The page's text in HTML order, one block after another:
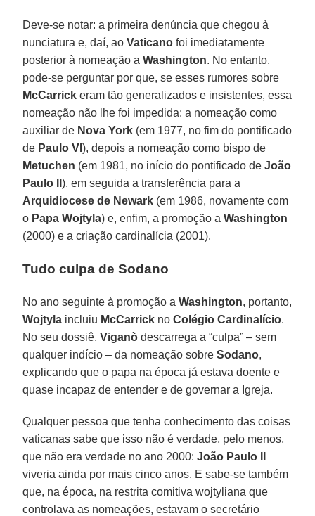
Deve-se notar: a primeira denúncia que chegou à
nunciatura e, daí, aoVaticano foi imediatamente
posterior à nomeação aWashington. No entanto,
pode-se perguntar por que, se esses rumores sobre
McCarrick eram tão generalizados e insistentes, essa
nomeação não lhe foi impedida: a nomeação como
auxiliar de Nova York (em 1977, no fim do pontificado
de Paulo VI), depois a nomeação como bispo de
Metuchen (em 1981, no início do pontificado deJoão
Paulo II), em seguida a transferência para a
Arquidiocese de Newark (em 1986, novamente com
o Papa Wojtyla) e, enfim, a promoção aWashington
(2000) e a criação cardinalícia (2001).
Tudo culpa de Sodano
No ano seguinte à promoção aWashington, portanto,
Wojtyla incluiu McCarrick noColégio Cardinalício.
No seu dossiê,Viganò descarrega a “culpa” – sem
qualquer indício – da nomeação sobreSodano,
explicando que o papa na época já estava doente e
quase incapaz de entender e de governar a Igreja.
Qualquer pessoa que tenha conhecimento das coisas
vaticanas sabe que isso não é verdade, pelo menos,
que não era verdade no ano 2000:João Paulo II
viveria ainda por mais cinco anos. E sabe-se também
que, na época, na restrita comitiva wojtyliana que
controlava as nomeações, estavam o secretário